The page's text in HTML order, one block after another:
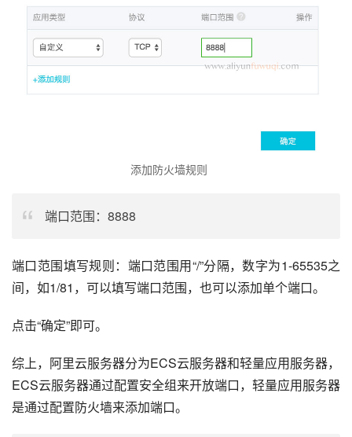
添加防火墙规则
端口范围：8888
端口范围填写规则：端口范围用“/”分隔，数字为1-65535之
间，如1/81，可以填写端口范围，也可以添加单个端口。
点击“确定”即可。
综上，阿里云服务器分为ECS云服务器和轻量应用服务器，
ECS云服务器通过配置安全组来开放端口，轻量应用服务器
是通过配置防火墙来添加端口。